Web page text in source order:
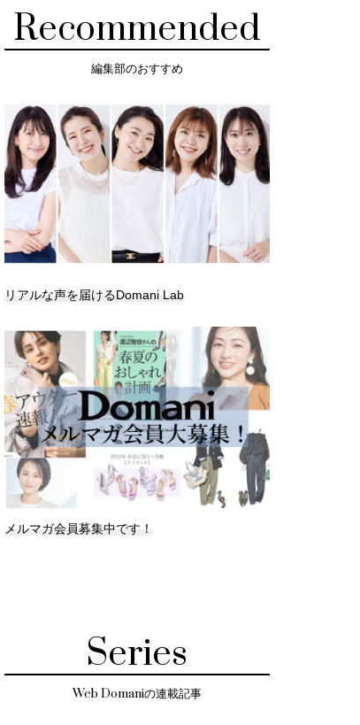
Recommended
編集部のおすすめ
リアルな声を届けるDomani Lab
メルマガ会員募集中です！
Series
Web Domaniの連載記事